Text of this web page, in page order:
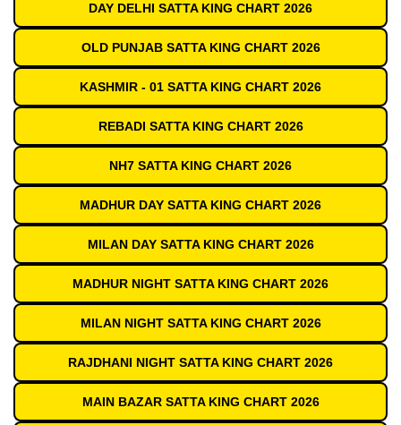
DAY DELHI SATTA KING CHART 2026
OLD PUNJAB SATTA KING CHART 2026
KASHMIR - 01 SATTA KING CHART 2026
REBADI SATTA KING CHART 2026
NH7 SATTA KING CHART 2026
MADHUR DAY SATTA KING CHART 2026
MILAN DAY SATTA KING CHART 2026
MADHUR NIGHT SATTA KING CHART 2026
MILAN NIGHT SATTA KING CHART 2026
RAJDHANI NIGHT SATTA KING CHART 2026
MAIN BAZAR SATTA KING CHART 2026